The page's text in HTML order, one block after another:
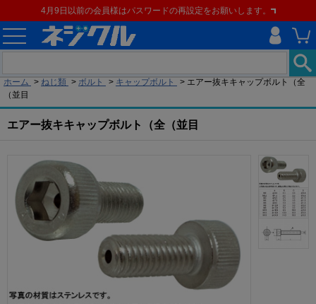
4月9日以前の会員様はパスワードの再設定をお願いします。
ホーム > ねじ類 > ボルト > キャップボルト > エアー抜キキャップボルト（全
（並目
エアー抜キキャップボルト（全（並目